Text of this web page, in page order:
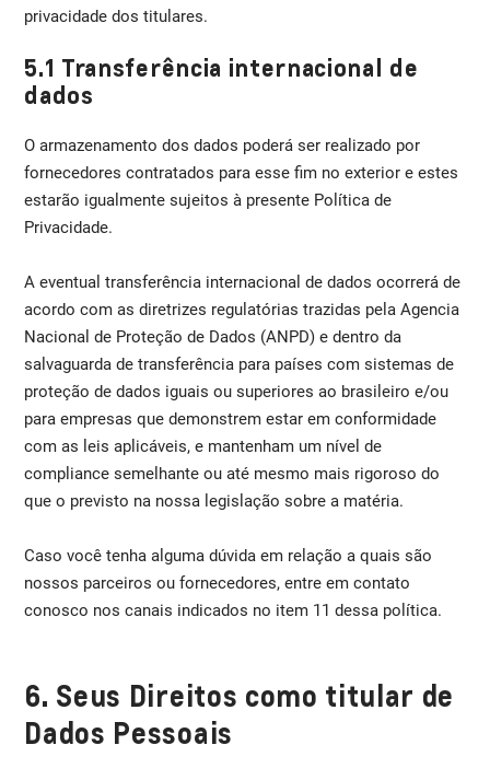
privacidade dos titulares.
5.1 Transferência internacional de
dados
O armazenamento dos dados poderá ser realizado por
fornecedores contratados para esse fim no exterior e estes
estarão igualmente sujeitos à presente Política de
Privacidade.
A eventual transferência internacional de dados ocorrerá de
acordo com as diretrizes regulatórias trazidas pela Agencia
Nacional de Proteção de Dados (ANPD) e dentro da
salvaguarda de transferência para países com sistemas de
proteção de dados iguais ou superiores ao brasileiro e/ou
para empresas que demonstrem estar em conformidade
com as leis aplicáveis, e mantenham um nível de
compliance semelhante ou até mesmo mais rigoroso do
que o previsto na nossa legislação sobre a matéria.
Caso você tenha alguma dúvida em relação a quais são
nossos parceiros ou fornecedores, entre em contato
conosco nos canais indicados no item 11 dessa política.
6. Seus Direitos como titular de
Dados Pessoais